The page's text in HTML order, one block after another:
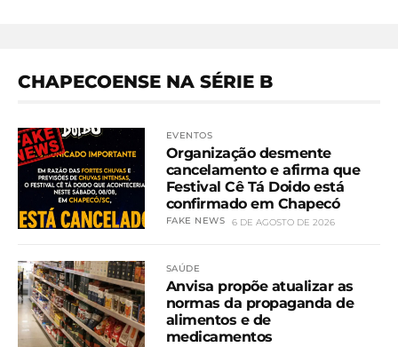
CHAPECOENSE NA SÉRIE B
EVENTOS
Organização desmente
cancelamento e afirma que
Festival Cê Tá Doido está
confirmado em Chapecó
FAKE NEWS 6 DE AGOSTO DE 2026
SAÚDE
Anvisa propõe atualizar as
normas da propaganda de
alimentos e de
medicamentos